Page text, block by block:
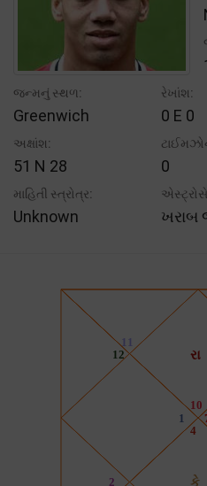
જન્મનું સ્થળ:
Greenwich
રેખાંશ:
0 E 0
અક્ષાંશ:
51 N 28 0
માહિતી સ્ત્રોત્ર:
Unknown ખરાબ